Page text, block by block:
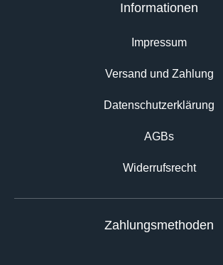
Informationen
Impressum
Versand und Zahlung
Datenschutz­erklärung
AGBs
Widerrufsrecht
Zahlungsmethoden